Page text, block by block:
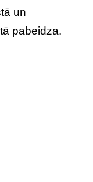
un
pabeidza.